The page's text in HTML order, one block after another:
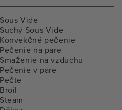
Sous Vide
Suchý Sous Vide
Konvekčné pečenie
Pečenie na pare
Smaženie na vzduchu
Pečenie v pare
Pečte
Broil
Steam